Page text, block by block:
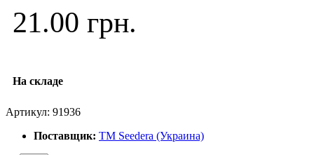
21.00 грн.
На складе
Артикул: 91936
Поставщик: ТМ Seedera (Украина)